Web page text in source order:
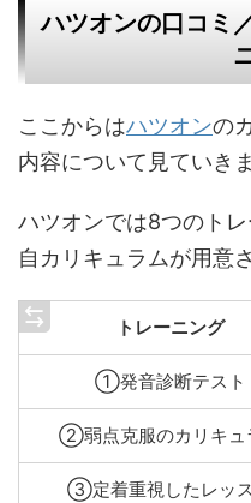
ハツオンの口コミ
ここからはハツオンの
内容について見ていき
ハツオンでは8つのト
自カリキュラムが用意
トレーニング
①発音診断テスト
②弱点克服のカリキュ
③定着重視したレッ